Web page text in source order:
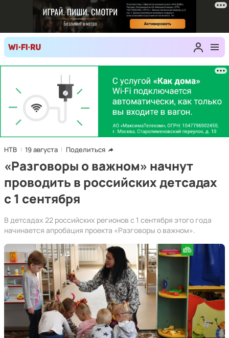
НТВ 19 августа Поделиться
«Разговоры о важном» начнут
проводить в российских детсадах
с 1 сентября
В детсадах 22 российских регионов с 1 сентября этого года
начинается апробация проекта «Разговоры о важном».